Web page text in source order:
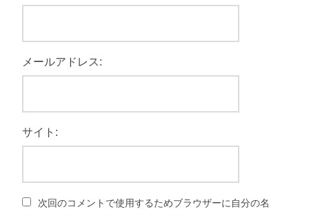
メールアドレス:
サイト:
次回のコメントで使用するためブラウザーに自分の名